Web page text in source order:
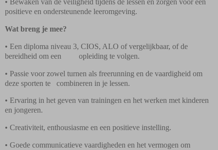
• Bewaken van de veiligheid tijdens de lessen en zorgen voor een
positieve en ondersteunende leeromgeving.
Wat breng je mee?
• Een diploma niveau 3, CIOS, ALO of vergelijkbaar, of de
bereidheid om een opleiding te volgen.
• Passie voor zowel turnen als freerunning en de vaardigheid om
deze sporten te combineren in je lessen.
• Ervaring in het geven van trainingen en het werken met kinderen
en jongeren.
• Creativiteit, enthousiasme en een positieve instelling.
• Goede communicatieve vaardigheden en het vermogen om